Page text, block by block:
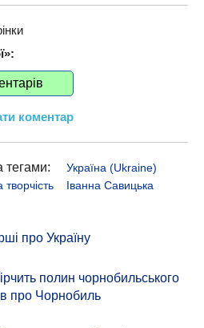
коментар
тегами:
Україна (Ukraine)
творчість Іванна Савицька
про Україну
полин чорнобильського
про Чорнобиль